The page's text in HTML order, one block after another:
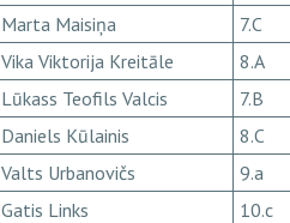
Marta Maisiņa
7.C
Vika Viktorija Kreitāle
8.A
Lūkass Teofils Valcis
7.B
Daniels Kūlainis
8.C
Valts Urbanovičs
9.a
Gatis Links
10.c